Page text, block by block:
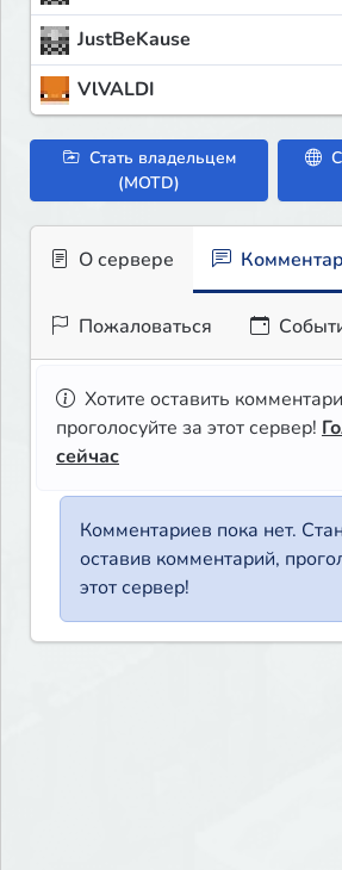
JustBeKause
VlVALDI
Стать владельцем
(MOTD)
О сервере
Пожаловаться
Хотите оставить
проголосуйте за этот сервер!
сейчас
Комментариев пока нет.
оставив комментарий,
этот сервер!